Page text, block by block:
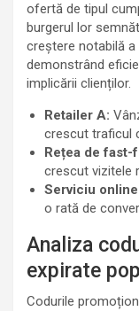
ofertă de tipul
burgerul lor
creștere notabilă
demonstrând
implicării clienților.
Retailer A:
crescut traficul
Rețea de fast-
crescut vizitele
Serviciu online
o rată de
Analiza
expirate
Codurile